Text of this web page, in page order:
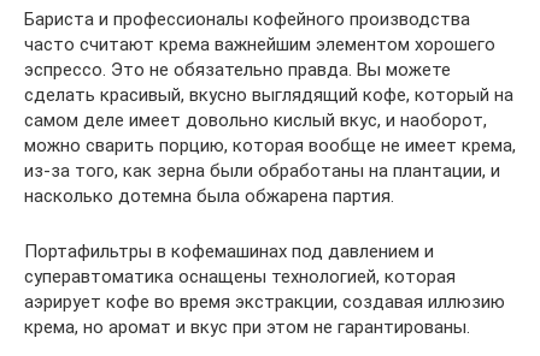
Бариста и профессионалы кофейного производства
часто считают крема важнейшим элементом хорошего
эспрессо. Это не обязательно правда. Вы можете
сделать красивый, вкусно выглядящий кофе, который на
самом деле имеет довольно кислый вкус, и наоборот,
можно сварить порцию, которая вообще не имеет крема,
из-за того, как зерна были обработаны на плантации, и
насколько дотемна была обжарена партия.
Портафильтры в кофемашинах под давлением и
суперавтоматика оснащены технологией, которая
аэрирует кофе во время экстракции, создавая иллюзию
крема, но аромат и вкус при этом не гарантированы.